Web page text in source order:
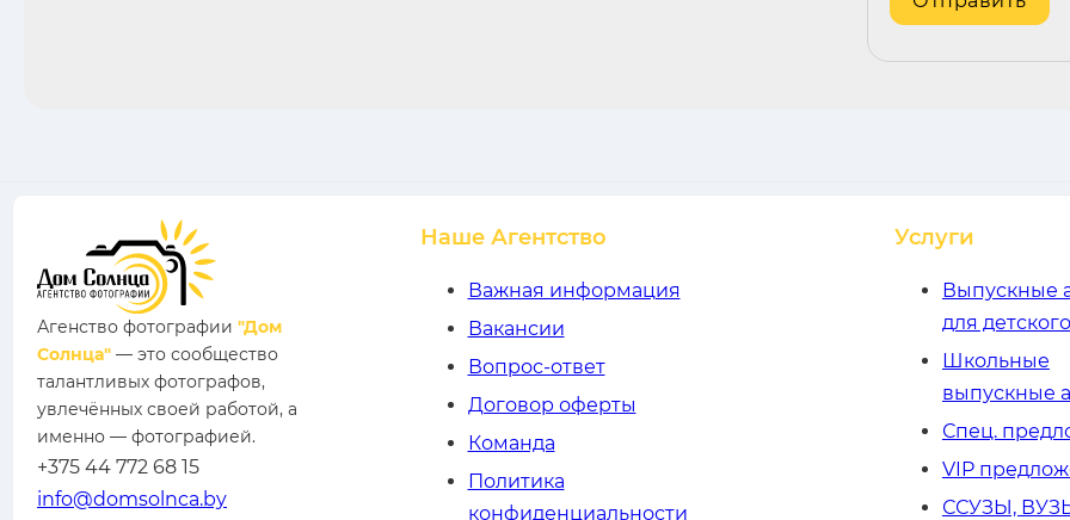
Агенство фотографии "Дом
Солнца" — это сообщество
талантливых фотографов,
увлечённых своей работой, а
именно — фотографией.
+375 44 772 68 15
info@domsolnca.by
Наше Агентство
Важная информация
Вакансии
Вопрос-ответ
Договор оферты
Команда
Политика
конфиденциальности
Услуги
Выпускные
для
Школьные
выпускные
Спец.
VIP
ССУЗЫ,